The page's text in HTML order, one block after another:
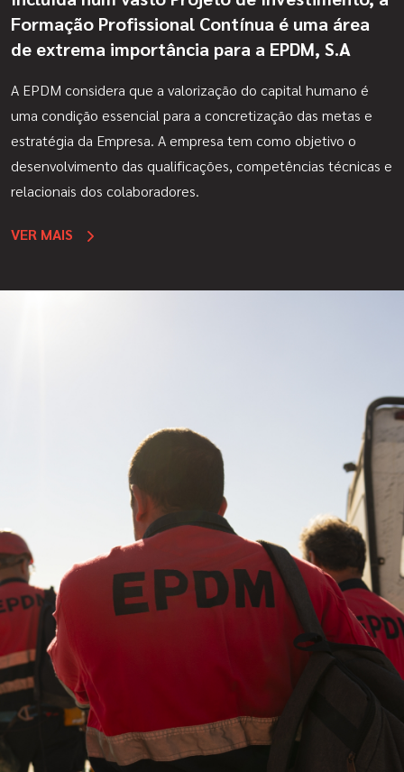
Formação Profissional Contínua é uma área
de extrema importância para a EPDM, S.A
A EPDM considera que a valorização do capital humano é
uma condição essencial para a concretização das metas e
estratégia da Empresa. A empresa tem como objetivo o
desenvolvimento das qualificações, competências técnicas e
relacionais dos colaboradores.
VER MAIS